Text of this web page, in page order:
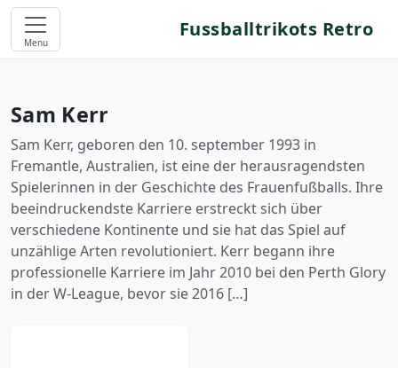
Menu
Fussballtrikots Retro
Sam Kerr
Sam Kerr, geboren den 10. september 1993 in
Fremantle, Australien, ist eine der herausragendsten
Spielerinnen in der Geschichte des Frauenfußballs. Ihre
beeindruckendste Karriere erstreckt sich über
verschiedene Kontinente und sie hat das Spiel auf
unzählige Arten revolutioniert. Kerr begann ihre
professionelle Karriere im Jahr 2010 bei den Perth Glory
in der W-League, bevor sie 2016 […]